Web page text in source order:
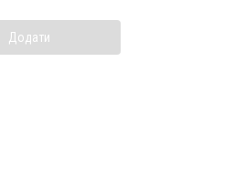
Додати